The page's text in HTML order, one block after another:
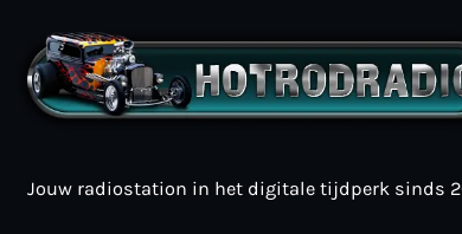
Jouw radiostation in het digitale tijdperk sinds